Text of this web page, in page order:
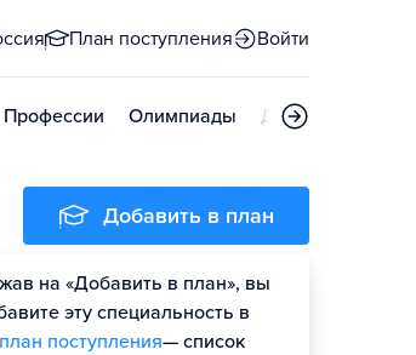
План поступления Войти
Профессии Олимпиады Дни открытых
Добавить в план
на «Добавить в план», вы
эту специальность в
план поступления— список